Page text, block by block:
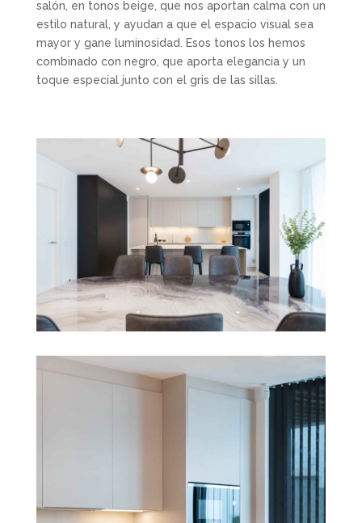
salón, en tonos beige, que nos aportan calma con un
estilo natural, y ayudan a que el espacio visual sea
mayor y gane luminosidad. Esos tonos los hemos
combinado con negro, que aporta elegancia y un
toque especial junto con el gris de las sillas.